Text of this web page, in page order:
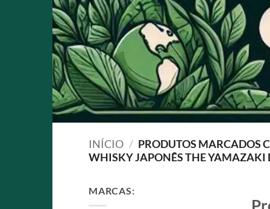
INÍCIO / PRODUTOS MARCADOS
WHISKY JAPONÊS THE YAMAZAKI
MARCAS: